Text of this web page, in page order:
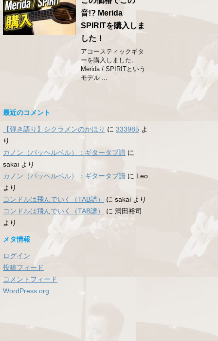
音!? Merida
SPIRITを購入しま
した！
アコースティックギタ
ーを購入しました。
Merida / SPIRITという
モデル ...
最近のコメント
【弾き語り】シクラメンのかほり に 333985 よ
り
カノン（パッヘルベル）：ギタータブ譜 に
sakai より
カノン（パッヘルベル）：ギタータブ譜 に Leo
より
コンドルは飛んでいく（TAB譜）
に sakai より
コンドルは飛んでいく（TAB譜）
に 満田裕司
より
メタ情報
ログイン
投稿フィード
コメントフィード
WordPress.org